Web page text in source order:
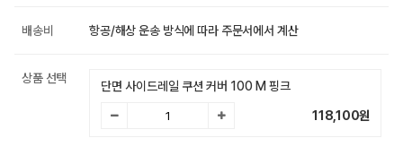
배송비 항공/해상 운송 방식에 따라 주문서에서 계산
상품 선택
단면 사이드레일 쿠션 커버 100 M 핑크
118,100원